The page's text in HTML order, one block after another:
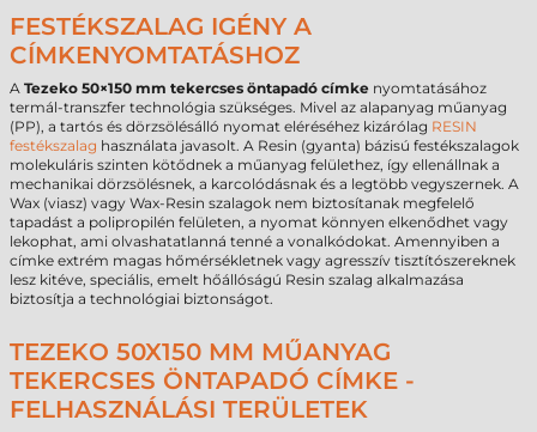
FESTÉKSZALAG IGÉNY A
CÍMKENYOMTATÁSHOZ
A Tezeko 50×150 mm tekercses öntapadó címke nyomtatásához
termál-transzfer technológia szükséges. Mivel az alapanyag műanyag
(PP), a tartós és dörzsölésálló nyomat eléréséhez kizárólag RESIN
festékszalag használata javasolt. A Resin (gyanta) bázisú festékszalagok
molekuláris szinten kötődnek a műanyag felülethez, így ellenállnak a
mechanikai dörzsölésnek, a karcolódásnak és a legtöbb vegyszernek. A
Wax (viasz) vagy Wax-Resin szalagok nem biztosítanak megfelelő
tapadást a polipropilén felületen, a nyomat könnyen elkenődhet vagy
lekophat, ami olvashatatlanná tenné a vonalkódokat. Amennyiben a
címke extrém magas hőmérsékletnek vagy agresszív tisztítószereknek
lesz kitéve, speciális, emelt hőállóságú Resin szalag alkalmazása
biztosítja a technológiai biztonságot.
TEZEKO 50X150 MM MŰANYAG
TEKERCSES ÖNTAPADÓ CÍMKE -
FELHASZNÁLÁSI TERÜLETEK